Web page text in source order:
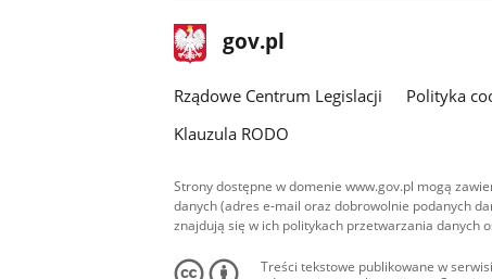
stopka
gov.pl Strona
gov.pl
Rządowe Centrum Legislacji Polityka
Klauzula RODO
Strony dostępne w domenie www.gov.pl mogą
danych (adres e-mail oraz dobrowolnie podanych
znajdują się w ich politykach przetwarzania danych
Treści tekstowe publikowane w